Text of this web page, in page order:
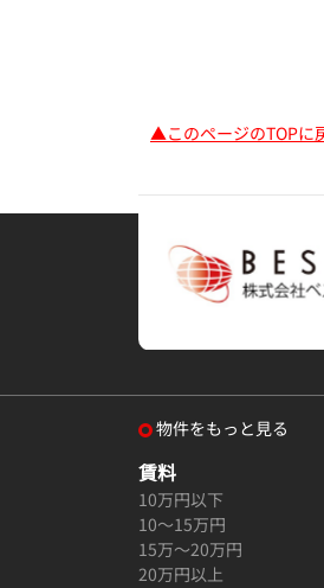
▲このページのTOPに
物件をもっと見る
賃料
10万円以下
10～15万円
15万～20万円
20万円以上